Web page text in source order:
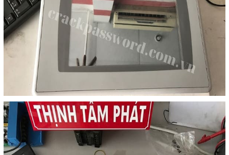
Lập trình hệ thống Scada
Lập trình hệ thống Servo
Crack password PLC
Crack password HMI
Lấy Chương Trình HMI
Thông tin hữu ích
Hình ảnh sửa chữa